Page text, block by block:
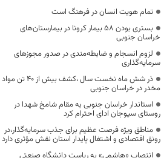
تمام هویت انسان در فرهنگ است
بستری بودن ۵۸ بیمار کرونا در بیمارستان‌های
خراسان جنوبی
لزوم انسجام و ضابطه‌مندی در صدور مجوزهای
سرمایه‌گذاری
ذر شش ماه نخست سال ،کشف بیش از ۴۰ تن مواد
مخدر در خراسان جنوبی
استاندار خراسان جنوبی به مقام شامخ شهدا در
روستای سیوجان ادای احترام کرد
مناطق ویژه فرصت عظیم برای جذب سرمایه‌گذار،در
رونق اقتصادی و اشتغال پایدار استان نقش مؤثری دارد
انتصاب «هاشمی» به ریاست دانشگاه صنعتی